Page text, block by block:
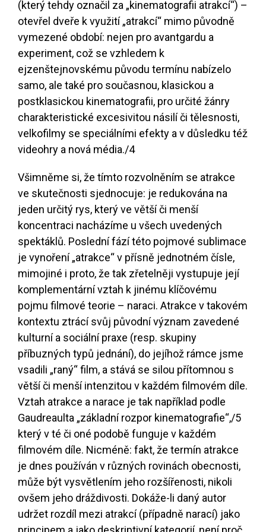
(který tehdy označil za „kinematografii atrakcí“) –
otevřel dveře k využití „atrakcí“ mimo původně
vymezené období: nejen pro avantgardu a
experiment, což se vzhledem k
ejzenštejnovskému původu termínu nabízelo
samo, ale také pro současnou, klasickou a
postklasickou kinematografii, pro určité žánry
charakteristické excesivitou násilí či tělesnosti,
velkofilmy se speciálními efekty a v důsledku též
videohry a nová média./4
Všimněme si, že tímto rozvolněním se atrakce
ve skutečnosti sjednocuje: je redukována na
jeden určitý rys, který ve větší či menší
koncentraci nacházíme u všech uvedených
spektáklů. Poslední fází této pojmové sublimace
je vynoření „atrakce“ v přísně jednotném čísle,
mimojiné i proto, že tak zřetelněji vystupuje její
komplementární vztah k jinému klíčovému
pojmu filmové teorie – naraci. Atrakce v takovém
kontextu ztrácí svůj původní význam zavedené
kulturní a sociální praxe (resp. skupiny
příbuzných typů jednání), do jejíhož rámce jsme
vsadili „raný“ film, a stává se silou přítomnou s
větší či menší intenzitou v každém filmovém díle.
Vztah atrakce a narace je tak například podle
Gaudreaulta „základní rozpor kinematografie“,/5
který v té či oné podobě funguje v každém
filmovém díle. Nicméně: fakt, že termín atrakce
je dnes používán v různých rovinách obecnosti,
může být vysvětlením jeho rozšířenosti, nikoli
ovšem jeho dráždivosti. Dokáže-li daný autor
udržet rozdíl mezi atrakcí (případně narací) jako